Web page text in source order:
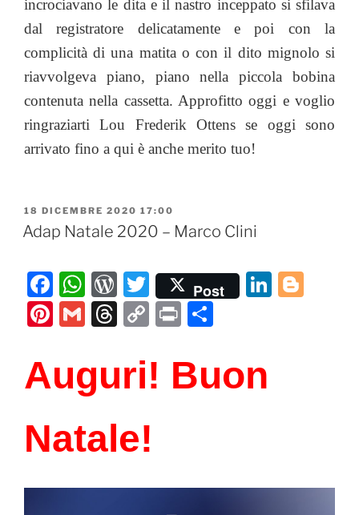
incrociavano le dita e il nastro inceppato si sfilava
dal registratore delicatamente e poi con la
complicità di una matita o con il dito mignolo si
riavvolgeva piano, piano nella piccola bobina
contenuta nella cassetta. Approfitto oggi e voglio
ringraziarti Lou Frederik Ottens se oggi sono
arrivato fino a qui è anche merito tuo!
PUBBLICATO
IL
18 DICEMBRE 2020 17:00
Adap Natale 2020 – Marco Clini
F
a
c
e
b
o
W
h
at
s
A
p
W
or
d
P
re
T
w
itt
er
Post
Li
Pi
er
e
G
ai
l
T
e
a
s
C
p
y
n
P
nt n
di
Auguri! Buon
Natale!